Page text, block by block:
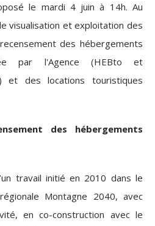
le mardi 4 juin à 14h. Au
visualisation et exploitation des
des hébergements
par l'Agence (HEBto et
et des locations touristiques
des hébergements
travail initié en 2010 dans le
Montagne 2040, avec
en co-construction avec le